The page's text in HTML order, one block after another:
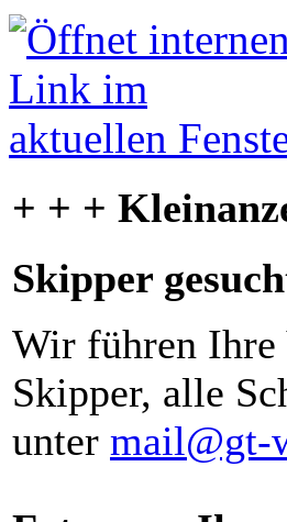
+ + +
Skipper
Wir führen Ihre
Skipper, alle
unter mail@gt-